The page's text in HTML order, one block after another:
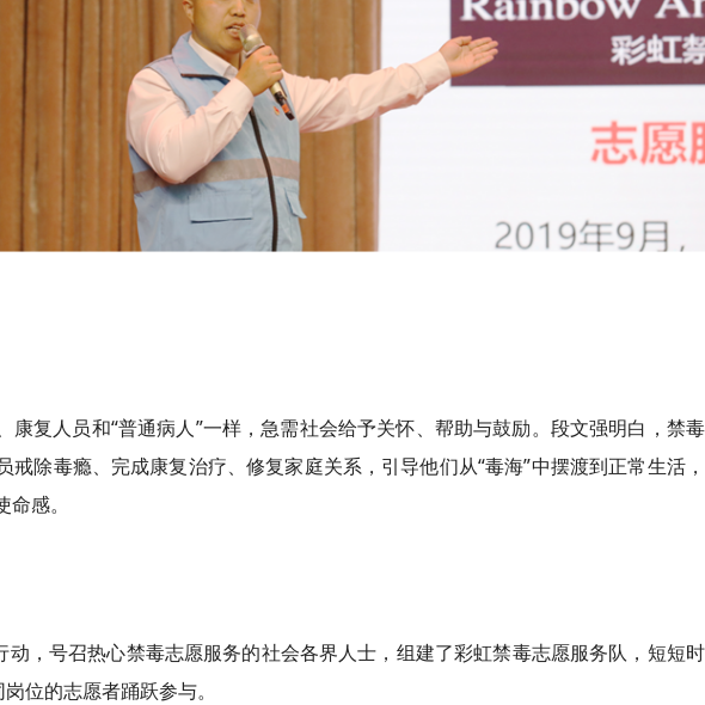
康复人员和“普通病人”一样，急需社会给予关怀、帮助与鼓励。段文强明白，禁
戒除毒瘾、完成康复治疗、修复家庭关系，引导他们从“毒海”中摆渡到正常生活
感。
动，号召热心禁毒志愿服务的社会各界人士，组建了彩虹禁毒志愿服务队，短短
位的志愿者踊跃参与。